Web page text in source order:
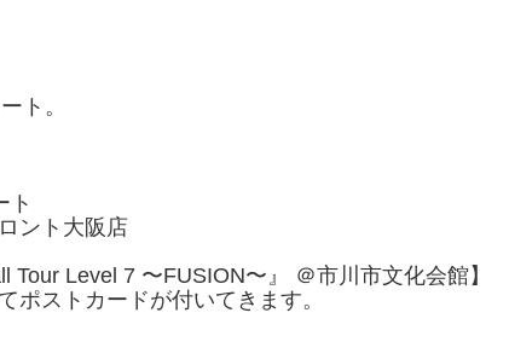
ト。
ト
ント大阪店
Tour Level 7 〜FUSION〜』 ＠市川市文化会館】
ポストカードが付いてきます。